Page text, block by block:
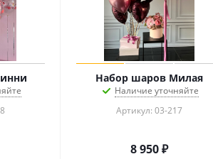
Набор шаров Милая
Наличие уточняйте
Артикул: 03-217
8 950₽